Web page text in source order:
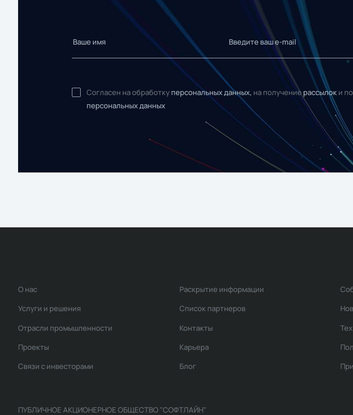
Согласен на обработку персональных данных, на получениерассылок и
персональных данных
О нас
Услуги и решения
Отрасли промышленности
Проекты
Связи с инвесторами
Раскрытие информации
Список партнеров
Контакты
Карьера
Блог
ПУБЛИЧНОЕ АКЦИОНЕРНОЕ ОБЩЕСТВО "СОФТЛАЙН"